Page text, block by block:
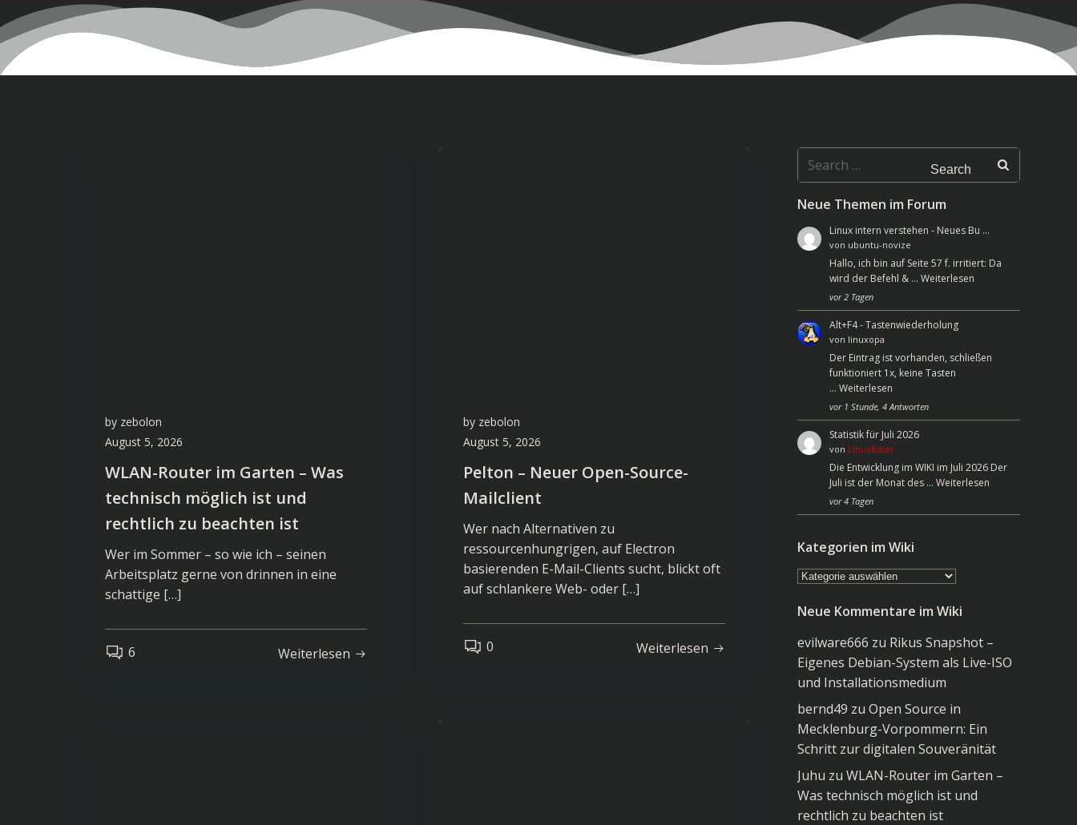
by zebolon
August 5, 2026
WLAN-Router im Garten – Was
technisch möglich ist und
rechtlich zu beachten ist
Wer im Sommer – so wie ich – seinen
Arbeitsplatz gerne von drinnen in eine
schattige […]
6 Weiterlesen
by zebolon
August 5, 2026
Pelton – Neuer Open-Source-
Mailclient
Wer nach Alternativen zu
ressourcenhungrigen, auf Electron
basierenden E-Mail-Clients sucht, blickt oft
auf schlankere Web- oder […]
0 Weiterlesen
Search
for:
Neue Themen im Forum
Linux intern verstehen - Neues Bu …
von ubuntu-novize
Hallo, ich bin auf Seite 57 f. irritiert: Da
wird der Befehl & … Weiterlesen
vor 2 Tagen
Alt+F4 - Tastenwiederholung
von linuxopa
Der Eintrag ist vorhanden, schließen
funktioniert 1x, keine Tasten
… Weiterlesen
vor 1 Stunde, 4 Antworten
Statistik für Juli 2026
von LinuxBiber
Die Entwicklung im WIKI im Juli 2026 Der
Juli ist der Monat des … Weiterlesen
vor 4 Tagen
Kategorien im Wiki
Kategorien
Wiki
Neue Kommentare im Wiki
evilware666 zu Rikus Snapshot –
Eigenes Debian-System als Live-ISO
und Installationsmedium
bernd49 zu Open Source in
Mecklenburg-Vorpommern: Ein
Schritt zur digitalen Souveränität
Juhu zu WLAN-Router im Garten –
Was technisch möglich ist und
rechtlich zu beachten ist